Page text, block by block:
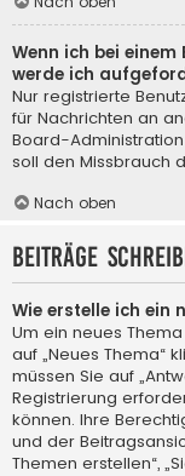
Wenn ich bei
werde ich
Nur registrierte
für Nachrichten an
Board-
soll den Missbrauch
Nach oben
Beiträge
Wie erstelle ich ein
Um ein neues
auf „Neues Thema“
müssen Sie auf
Registrierung
können. Ihre
und der
Themen erstellen“,